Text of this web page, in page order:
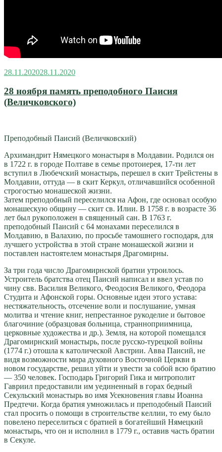
Опубликовано
28.11.202028.11.2020
28 ноября память преподобного Паисия
(Величковского)
Преподобный Паисий (Величковский)
Архимандрит Нямецкого монастыря в Молдавии. Родился он
в 1722 г. в городе Полтаве в семье протоиерея, 17-ти лет
вступил в Любечский монастырь, перешел в скит Трейстены в
Молдавии, оттуда — в скит Керкул, отличавшийся особенной
строгостью монашеской жизни.
Затем преподобный переселился на Афон, где основал особую
монашескую общину — скит св. Илии. В 1758 г. в возрасте 36
лет был рукоположен в священный сан. В 1763 г.
преподобный Паисий с 64 монахами переселился в
Молдавию, в Валахию, по просьбе тамошнего господаря, для
лучшего устройства в этой стране монашеской жизни и
поставлен настоятелем монастыря Драгомирны.
За три года число Драгомирнской братии утроилось.
Устроитель братства отец Паисий написал и ввел устав по
чину свв. Василия Великого, Феодосия Великого, Феодора
Студита и Афонской горы. Основные идеи этого устава:
нестяжательность, отсечение воли и послушание, умная
молитва и чтение книг, непрестанное рукоделие и бытовое
благочиние (образцовая больница, странноприимница,
церковные художества и др.). Земля, на которой помещался
Драгомирнский монастырь, после русско-турецкой войны
(1774 г.) отошла к католической Австрии. Авва Паисий, не
видя возможности мира духовного Восточной Церкви в
новом государстве, решил уйти и увести за собой всю братию
— 350 человек. Господарь Григорий Гика и митрополит
Гавриил предоставили им уединенный в горах бедный
Секульский монастырь во имя Усекновения главы Иоанна
Предтечи. Когда братия умножилась и преподобный Паисий
стал просить о помощи в строительстве келлии, то ему было
повелено переселиться с братией в богатейший Нямецкий
монастырь, что он и исполнил в 1779 г., оставив часть братии
в Секуле.